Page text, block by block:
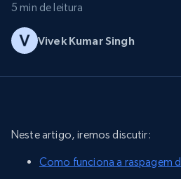
5 min de leitura
Vivek Kumar Singh
Neste artigo, iremos discutir:
Como funciona a raspagem